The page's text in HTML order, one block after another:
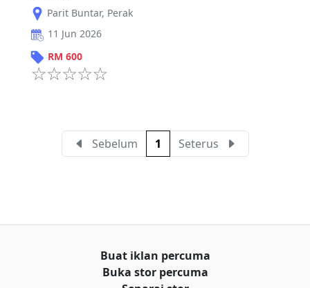
Parit Buntar, Perak
11 Jun 2026
RM 600
Sebelum 1 Seterus
Buat iklan percuma
Buka stor percuma